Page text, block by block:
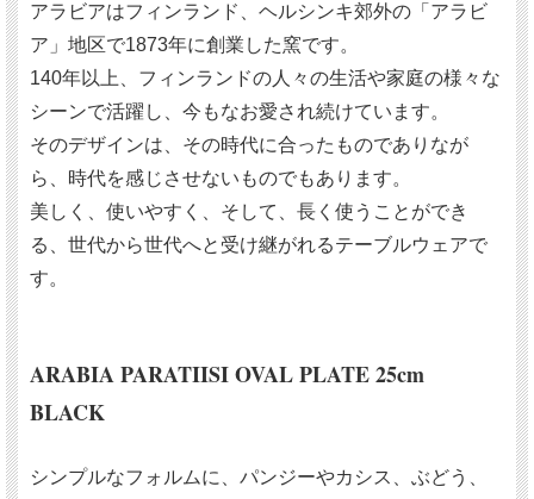
アラビアはフィンランド、ヘルシンキ郊外の「アラビ
ア」地区で1873年に創業した窯です。
140年以上、フィンランドの人々の生活や家庭の様々な
シーンで活躍し、今もなお愛され続けています。
そのデザインは、その時代に合ったものでありなが
ら、時代を感じさせないものでもあります。
美しく、使いやすく、そして、長く使うことができ
る、世代から世代へと受け継がれるテーブルウェアで
す。
ARABIA PARATIISI OVAL PLATE 25cm
BLACK
シンプルなフォルムに、パンジーやカシス、ぶどう、